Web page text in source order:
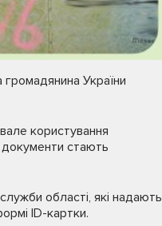
України
користування
стають
області, які надають
ID-картки.